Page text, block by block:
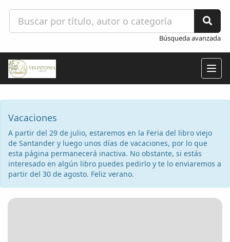
Búsqueda avanzada
Vacaciones
A partir del 29 de julio, estaremos en la Feria del libro viejo
de Santander y luego unos días de vacaciones, por lo que
esta página permanecerá inactiva. No obstante, si estás
interesado en algún libro puedes pedirlo y te lo enviaremos a
partir del 30 de agosto. Feliz verano.